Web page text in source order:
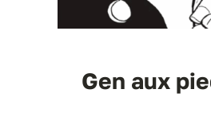
Gen aux